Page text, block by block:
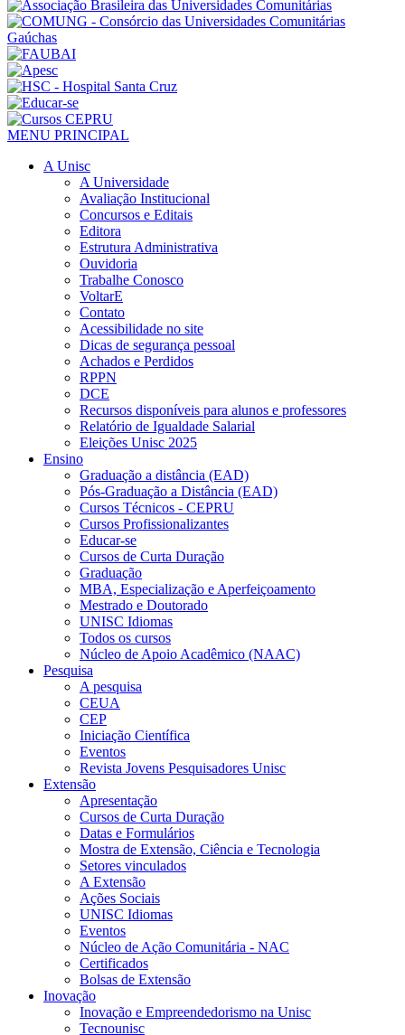
MENU PRINCIPAL
A Unisc
A Universidade
Avaliação Institucional
Concursos e Editais
Editora
Estrutura Administrativa
Ouvidoria
Trabalhe Conosco
VoltarE
Contato
Acessibilidade no site
Dicas de segurança pessoal
Achados e Perdidos
RPPN
DCE
Recursos disponíveis para alunos e professores
Relatório de Igualdade Salarial
Eleições Unisc 2025
Ensino
Graduação a distância (EAD)
Pós-Graduação a Distância (EAD)
Cursos Técnicos - CEPRU
Cursos Profissionalizantes
Educar-se
Cursos de Curta Duração
Graduação
MBA, Especialização e Aperfeiçoamento
Mestrado e Doutorado
UNISC Idiomas
Todos os cursos
Núcleo de Apoio Acadêmico (NAAC)
Pesquisa
A pesquisa
CEUA
CEP
Iniciação Científica
Eventos
Revista Jovens Pesquisadores Unisc
Extensão
Apresentação
Cursos de Curta Duração
Datas e Formulários
Mostra de Extensão, Ciência e Tecnologia
Setores vinculados
A Extensão
Ações Sociais
UNISC Idiomas
Eventos
Núcleo de Ação Comunitária - NAC
Certificados
Bolsas de Extensão
Inovação
Inovação e Empreendedorismo na Unisc
Tecnounisc